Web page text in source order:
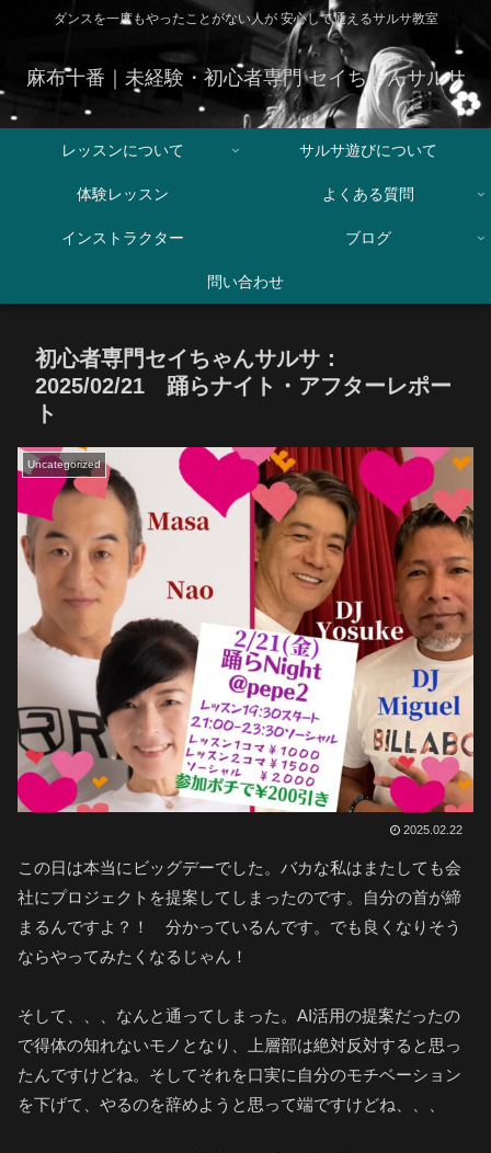
ダンスを一度もやったことがない人が 安心して通えるサルサ教室
麻布十番｜未経験・初心者専門 セイちゃんサルサ
レッスンについて サルサ遊びについて
体験レッスン よくある質問
インストラクター ブログ
問い合わせ
初心者専門セイちゃんサルサ：
2025/02/21 踊らナイト・アフターレポー
ト
Uncategorized
2025.02.22
この日は本当にビッグデーでした。バカな私はまたしても会
社にプロジェクトを提案してしまったのです。自分の首が締
まるんですよ？！ 分かっているんです。でも良くなりそう
ならやってみたくなるじゃん！
そして、、、なんと通ってしまった。AI活用の提案だったの
で得体の知れないモノとなり、上層部は絶対反対すると思っ
たんですけどね。そしてそれを口実に自分のモチベーション
を下げて、やるのを辞めようと思って端ですけどね、、、